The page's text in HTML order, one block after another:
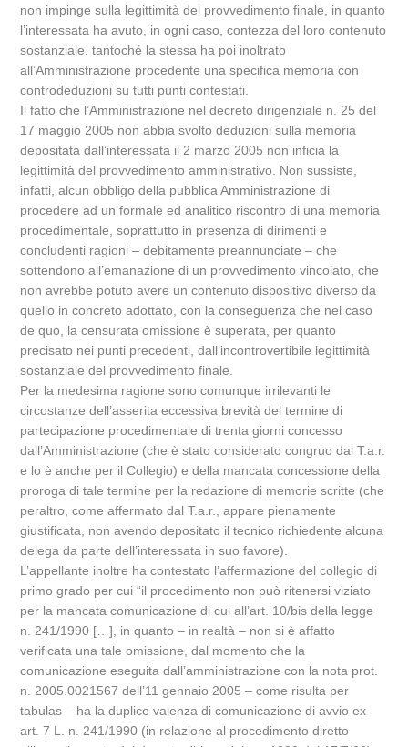
non impinge sulla legittimità del provvedimento finale, in quanto
l’interessata ha avuto, in ogni caso, contezza del loro contenuto
sostanziale, tantoché la stessa ha poi inoltrato
all’Amministrazione procedente una specifica memoria con
controdeduzioni su tutti punti contestati.
Il fatto che l’Amministrazione nel decreto dirigenziale n. 25 del
17 maggio 2005 non abbia svolto deduzioni sulla memoria
depositata dall’interessata il 2 marzo 2005 non inficia la
legittimità del provvedimento amministrativo. Non sussiste,
infatti, alcun obbligo della pubblica Amministrazione di
procedere ad un formale ed analitico riscontro di una memoria
procedimentale, soprattutto in presenza di dirimenti e
concludenti ragioni – debitamente preannunciate – che
sottendono all’emanazione di un provvedimento vincolato, che
non avrebbe potuto avere un contenuto dispositivo diverso da
quello in concreto adottato, con la conseguenza che nel caso
de quo, la censurata omissione è superata, per quanto
precisato nei punti precedenti, dall’incontrovertibile legittimità
sostanziale del provvedimento finale.
Per la medesima ragione sono comunque irrilevanti le
circostanze dell’asserita eccessiva brevità del termine di
partecipazione procedimentale di trenta giorni concesso
dall’Amministrazione (che è stato considerato congruo dal T.a.r.
e lo è anche per il Collegio) e della mancata concessione della
proroga di tale termine per la redazione di memorie scritte (che
peraltro, come affermato dal T.a.r., appare pienamente
giustificata, non avendo depositato il tecnico richiedente alcuna
delega da parte dell’interessata in suo favore).
L’appellante inoltre ha contestato l’affermazione del collegio di
primo grado per cui “il procedimento non può ritenersi viziato
per la mancata comunicazione di cui all’art. 10/bis della legge
n. 241/1990 […], in quanto – in realtà – non si è affatto
verificata una tale omissione, dal momento che la
comunicazione eseguita dall’amministrazione con la nota prot.
n. 2005.0021567 dell’11 gennaio 2005 – come risulta per
tabulas – ha la duplice valenza di comunicazione di avvio ex
art. 7 L. n. 241/1990 (in relazione al procedimento diretto